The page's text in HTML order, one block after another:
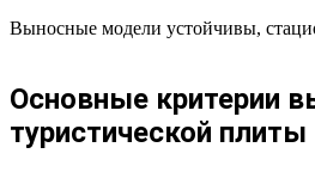
Выносные модели устойчивы,
Основные критерии
туристической плиты